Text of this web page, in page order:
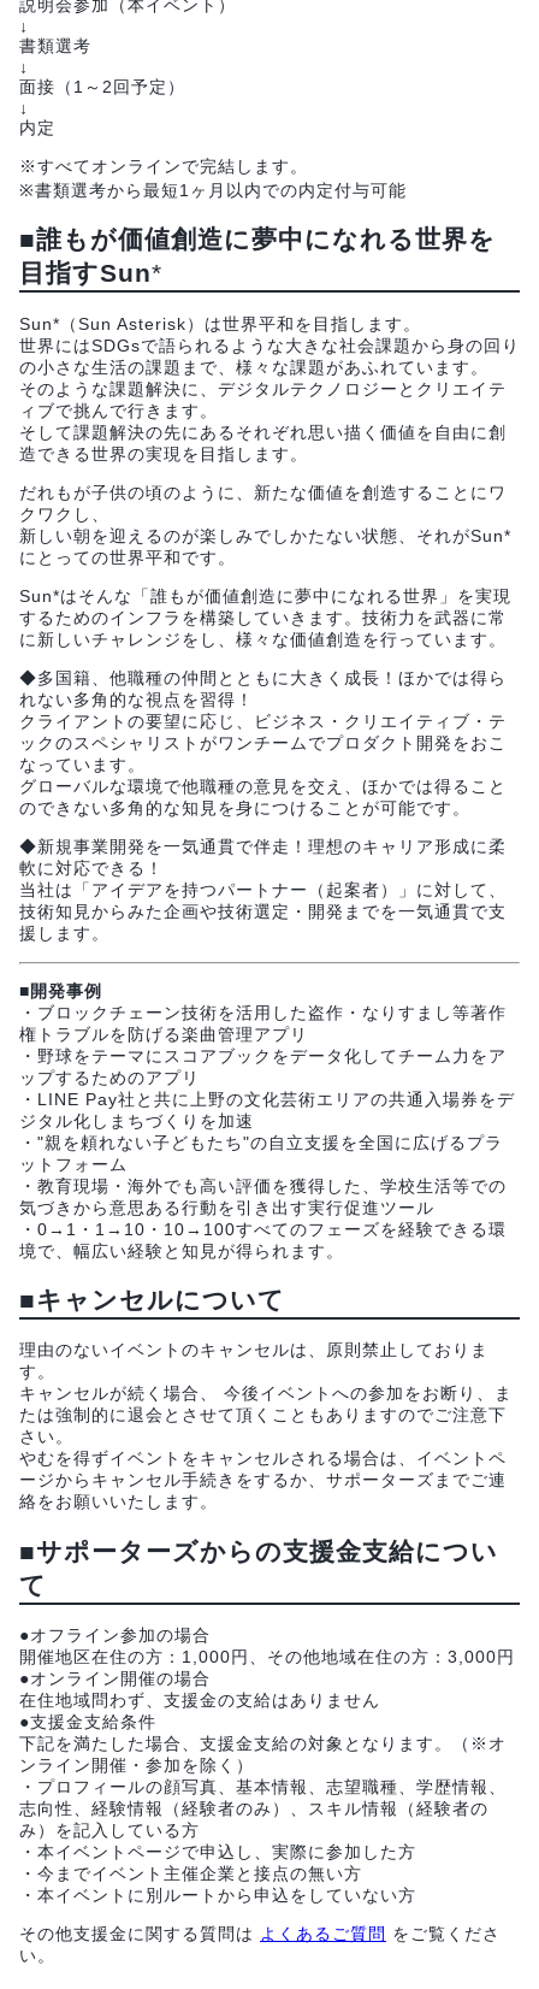
説明会参加（本イベント）
↓
書類選考
↓
面接（1～2回予定）
↓
内定
※すべてオンラインで完結します。
※書類選考から最短1ヶ月以内での内定付与可能
■誰もが価値創造に夢中になれる世界を
目指すSun*
Sun*（Sun Asterisk）は世界平和を目指します。
世界にはSDGsで語られるような大きな社会課題から身の回り
の小さな生活の課題まで、様々な課題があふれています。
そのような課題解決に、デジタルテクノロジーとクリエイテ
ィブで挑んで行きます。
そして課題解決の先にあるそれぞれ思い描く価値を自由に創
造できる世界の実現を目指します。
だれもが子供の頃のように、新たな価値を創造することにワ
クワクし、
新しい朝を迎えるのが楽しみでしかたない状態、それがSun*
にとっての世界平和です。
Sun*はそんな「誰もが価値創造に夢中になれる世界」を実現
するためのインフラを構築していきます。技術力を武器に常
に新しいチャレンジをし、様々な価値創造を行っています。
◆多国籍、他職種の仲間とともに大きく成長！ほかでは得ら
れない多角的な視点を習得！
クライアントの要望に応じ、ビジネス・クリエイティブ・テ
ックのスペシャリストがワンチームでプロダクト開発をおこ
なっています。
グローバルな環境で他職種の意見を交え、ほかでは得ること
のできない多角的な知見を身につけることが可能です。
◆新規事業開発を一気通貫で伴走！理想のキャリア形成に柔
軟に対応できる！
当社は「アイデアを持つパートナー（起案者）」に対して、
技術知見からみた企画や技術選定・開発までを一気通貫で支
援します。
■開発事例
・ブロックチェーン技術を活用した盗作・なりすまし等著作
権トラブルを防げる楽曲管理アプリ
・野球をテーマにスコアブックをデータ化してチーム力をア
ップするためのアプリ
・LINE Pay社と共に上野の文化芸術エリアの共通入場券をデ
ジタル化しまちづくりを加速
・"親を頼れない子どもたち"の自立支援を全国に広げるプラ
ットフォーム
・教育現場・海外でも高い評価を獲得した、学校生活等での
気づきから意思ある行動を引き出す実行促進ツール
・0→1・1→10・10→100すべてのフェーズを経験できる環
境で、幅広い経験と知見が得られます。
■キャンセルについて
理由のないイベントのキャンセルは、原則禁止しておりま
す。
キャンセルが続く場合、 今後イベントへの参加をお断り、ま
たは強制的に退会とさせて頂くこともありますのでご注意下
さい。
やむを得ずイベントをキャンセルされる場合は、イベントペ
ージからキャンセル手続きをするか、サポーターズまでご連
絡をお願いいたします。
■サポーターズからの支援金支給につい
て
●オフライン参加の場合
開催地区在住の方：1,000円、その他地域在住の方：3,000円
●オンライン開催の場合
在住地域問わず、支援金の支給はありません
●支援金支給条件
下記を満たした場合、支援金支給の対象となります。（※オ
ンライン開催・参加を除く）
・プロフィールの顔写真、基本情報、志望職種、学歴情報、
志向性、経験情報（経験者のみ）、スキル情報（経験者の
み）を記入している方
・本イベントページで申込し、実際に参加した方
・今までイベント主催企業と接点の無い方
・本イベントに別ルートから申込をしていない方
その他支援金に関する質問は よくあるご質問 をご覧くださ
い。